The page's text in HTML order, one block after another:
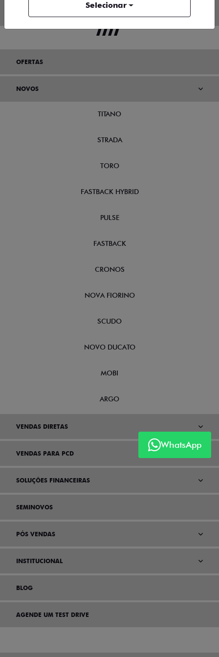
WhatsApp
OFERTAS
NOVOS
TITANO
STRADA
TORO
FASTBACK HYBRID
PULSE
FASTBACK
CRONOS
NOVA FIORINO
SCUDO
NOVO DUCATO
MOBI
ARGO
VENDAS DIRETAS
VENDAS PARA PCD
SOLUÇÕES FINANCEIRAS
SEMINOVOS
PÓS VENDAS
INSTITUCIONAL
BLOG
AGENDE UM TEST DRIVE
Selecionar